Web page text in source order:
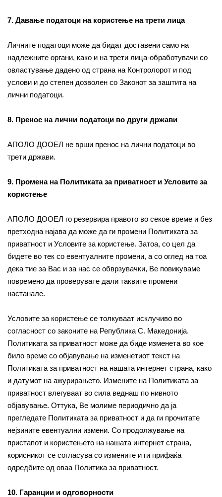
7. Давање податоци на користење на трети лица
Личните податоци може да бидат доставени само на
надлежните органи, како и на трети лица-обработувачи со
овластување дадено од страна на Контролорот и под
услови и до степен дозволен со Законот за заштита на
лични податоци.
8. Пренос на лични податоци во други држави
АПОЛО ДООЕЛ не врши пренос на лични податоци во
трети држави.
9. Промена на Политиката за приватност и Условите за
користење
АПОЛО ДООЕЛ го резервира правото во секое време и без
претходна најава да може да ги промени Политиката за
приватност и Условите за користење. Затоа, со цел да
бидете во тек со евентуалните промени, а со оглед на тоа
дека тие за Вас и за нас се обврзувачки, Ве повикуваме
повремено да проверувате дали таквите промени
настанале.
Условите за користење се толкуваат исклучиво во
согласност со законите на Република С. Македонија.
Политиката за приватност може да биде изменета во кое
било време со објавување на изменетиот текст на
Политиката за приватност на нашата интернет страна, како
и датумот на ажурирањето. Измените на Политиката за
приватност влегуваат во сила веднаш по нивното
објавување. Оттука, Ве молиме периодично да ја
прегледате Политиката за приватност и да ги прочитате
нејзините евентуални измени. Со продолжување на
пристапот и користењето на нашата интернет страна,
корисникот се согласува со измените и ги прифаќа
одредбите од оваа Политика за приватност.
10. Гаранции и одговорности